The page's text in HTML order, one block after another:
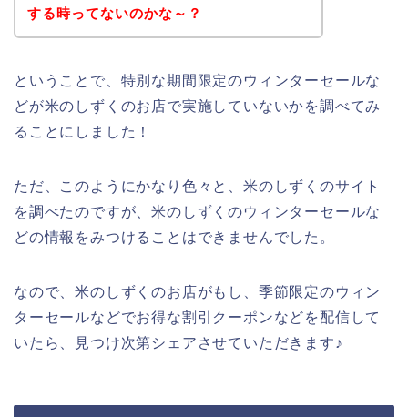
する時ってないのかな～？
ということで、特別な期間限定のウィンターセールな
どが米のしずくのお店で実施していないかを調べてみ
ることにしました！
ただ、このようにかなり色々と、米のしずくのサイト
を調べたのですが、米のしずくのウィンターセールな
どの情報をみつけることはできませんでした。
なので、米のしずくのお店がもし、季節限定のウィン
ターセールなどでお得な割引クーポンなどを配信して
いたら、見つけ次第シェアさせていただきます♪